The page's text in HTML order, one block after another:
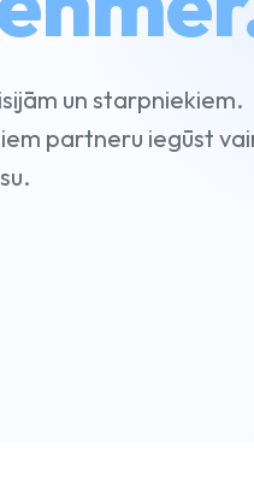
un starpniekiem.
partneru iegūst